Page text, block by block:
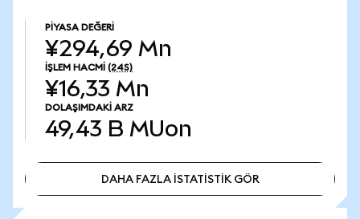
PIYASA DEĞERI
¥294,69 Mn
İŞLEM HACMI (24S)
¥16,33 Mn
DOLAŞIMDAKI ARZ
49,43 B MUon
DAHA FAZLA İSTATİSTİK GÖR